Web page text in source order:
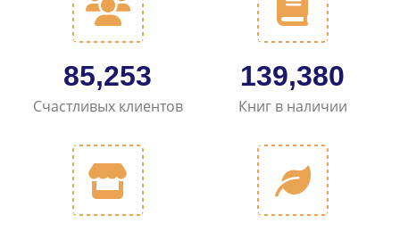
98,369
Счастливых клиентов
160,824
Книг в наличии